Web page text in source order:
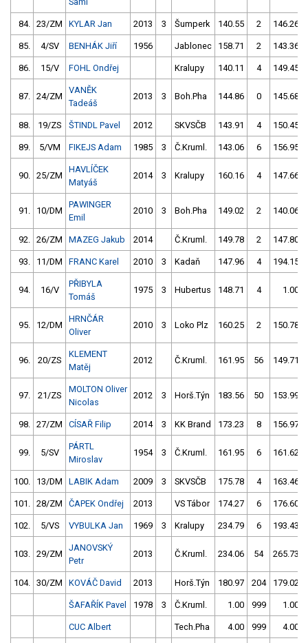
84. 23/ZM KYLAR Jan 2013 3 Šumperk 140.55 2 146.26
85. 4/SV BENHÁK Jiří 1956 Jablonec 158.71 2 143.36
86. 15/V FOHL Ondřej Kralupy 140.11 4 149.45
87. 24/ZM
VANĚK
Tadeáš
2013 3 Boh.Pha 144.86 0 145.68
88. 19/ZS ŠTINDL Pavel 2012 SKVSČB 143.91 4 150.45
89. 5/VM FIKEJS Adam 1985 3 Č.Kruml. 143.06 6 156.95
90. 25/ZM
HAVLÍČEK
Matyáš
2014 3 Kralupy 160.16 4 147.66
91. 10/DM
PAWINGER
Emil
2010 3 Boh.Pha 149.02 2 140.06
92. 26/ZM MAZEG Jakub 2014 Č.Kruml. 149.78 2 147.80
93. 11/DM FRANC Karel 2010 3 Kadaň 147.96 4 194.15
94. 16/V
PŘIBYLA
Tomáš
1975 3 Hubertus 148.71 4 1.00
95. 12/DM
HRNČÁR
Oliver
2010 3 Loko Plz 160.25 2 150.78
96. 20/ZS
KLEMENT
Matěj
2012 Č.Kruml. 161.95 56 149.71
97. 21/ZS
MOLTON Oliver
Nicolas
2012 3 Horš.Týn 183.56 50 153.99
98. 27/ZM CÍSAŘ Filip 2014 3 KK Brand 173.23 8 156.97
99. 5/SV
PÁRTL
Miroslav
1954 3 Č.Kruml. 161.95 6 161.62
100. 13/DM LABIK Adam 2009 3 SKVSČB 175.78 4 163.46
101. 28/ZM ČAPEK Ondřej 2013 VS Tábor 174.27 6 176.60
102. 5/VS VYBULKA Jan 1969 3 Kralupy 234.79 6 193.43
103. 29/ZM
JANOVSKÝ
Petr
2013 Č.Kruml. 234.06 54 265.73
104. 30/ZM KOVÁČ David 2013 Horš.Týn 180.97 204 179.02
ŠAFAŘÍK Pavel 1978 3 Č.Kruml. 1.00 999 1.00
CUC Albert Tech.Pha 4.00 999 4.00